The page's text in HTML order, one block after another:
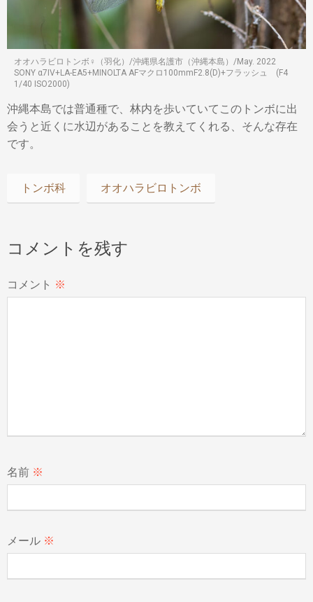
オオハラビロトンボ♀（羽化）/沖縄県名護市（沖縄本島）/May. 2022
SONY α7IV+LA-EA5+MINOLTA AFマクロ100mmF2.8(D)+フラッシュ (F4
1/40 ISO2000)
沖縄本島では普通種で、林内を歩いていてこのトンボに出
会うと近くに水辺があることを教えてくれる、そんな存在
です。
トンボ科 オオハラビロトンボ
コメントを残す
コメント ※
名前 ※
メール ※